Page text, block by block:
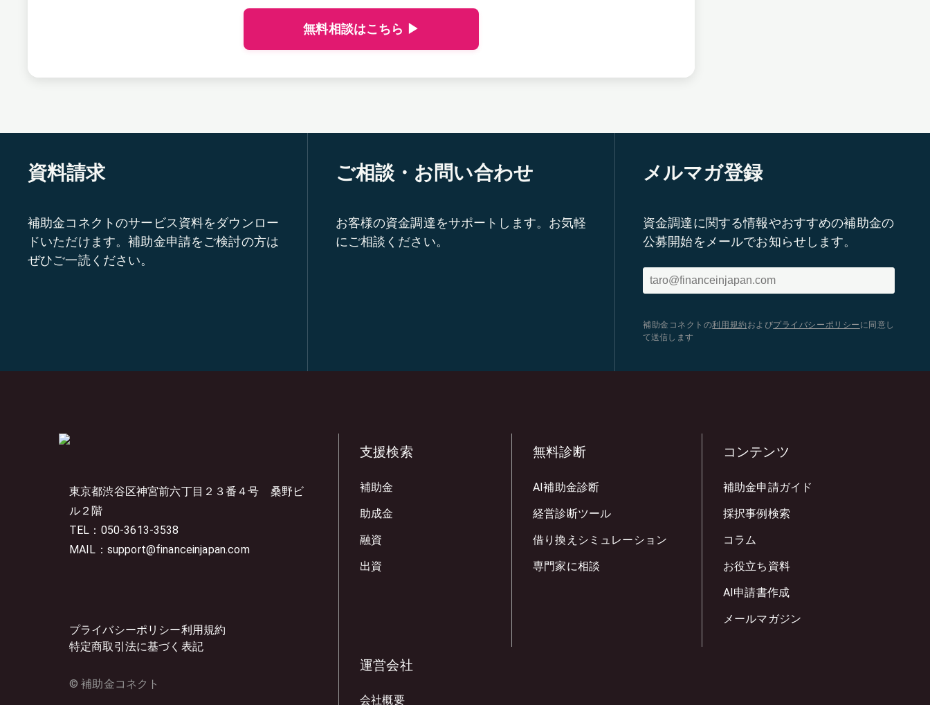
無料相談はこちら ▶
資料請求
補助金コネクトのサービス資料をダウンロー
ドいただけます。補助金申請をご検討の方は
ぜひご一読ください。
ご相談・お問い合わせ
お客様の資金調達をサポートします。お気軽
にご相談ください。
メルマガ登録
資金調達に関する情報やおすすめの補助金の
公募開始をメールでお知らせします。
補助金コネクトの利用規約 およびプライバシーポリシー に同意し
て送信します
東京都渋谷区神宮前六丁目２３番４号 桑野ビ
ル２階
TEL：050-3613-3538
MAIL：support@financeinjapan.com
プライバシーポリシー利用規約
特定商取引法に基づく表記
© 補助金コネクト
支援検索
補助金
助成金
融資
出資
無料診断
AI補助金診断
経営診断ツール
借り換えシミュレーション
専門家に相談
コンテンツ
補助金申請ガイド
採択事例検索
コラム
お役立ち資料
AI申請書作成
メールマガジン
運営会社
会社概要